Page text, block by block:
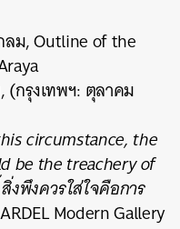
ม, Outline of the
(กรุงเทพฯ: ตุลาคม
circumstance, the
be the treachery of
พึงควรใส่ใจคือการ
Modern Gallery